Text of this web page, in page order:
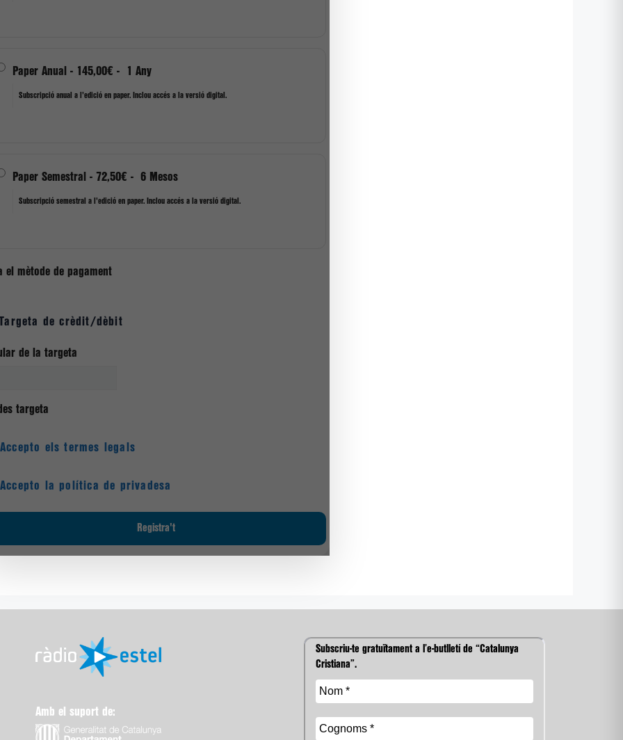
Paper Anual - 145,00€ - 1 Any
Subscripció anual a l'edició en paper. Inclou accés a la versió digital.
Paper Semestral - 72,50€ - 6 Mesos
Subscripció semestral a l'edició en paper. Inclou accés a la versió digital.
el mètode de pagament
de crèdit/dèbit
de la targeta
targeta
Accepto els termes legals
Accepto la política de privadesa
Amb el suport de:
Subscriu-te gratuïtament a l’e-butlletí de “Catalunya
Cristiana”.